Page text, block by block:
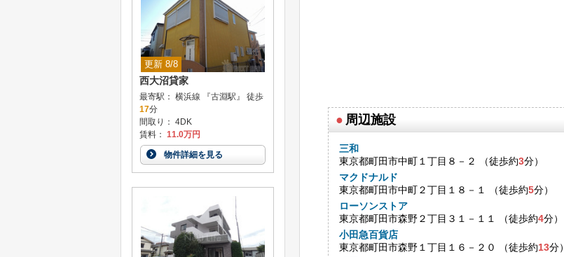
● 周辺施設
三和
東京都町田市中町１丁目８－２ （徒歩約3分）
マクドナルド
東京都町田市中町２丁目１８－１ （徒歩約5分）
ローソンストア
東京都町田市森野２丁目３１－１１ （徒歩約4分）
小田急百貨店
東京都町田市森野１丁目１６－２０ （徒歩約13分）
更新 8/8
西大沼貸家
最寄駅： 横浜線 『古淵駅』 徒歩
17分
間取り： 4DK
賃料： 11.0万円
物件詳細を見る